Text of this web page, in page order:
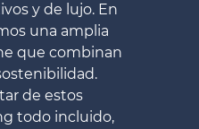
y de lujo. En
una amplia
que combinan
de estos
todo incluido,